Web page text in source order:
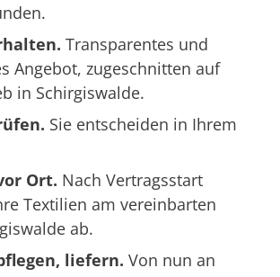
Transparentes und
Angebot, zugeschnitten auf
in Schirgiswalde.
Sie entscheiden in Ihrem
Ort. Nach Vertragsstart
Textilien am vereinbarten
ab.
liefern. Von nun an